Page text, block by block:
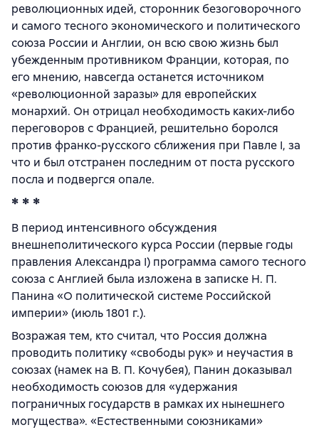
революционных идей, сторонник безоговорочного
и самого тесного экономического и политического
союза России и Англии, он всю свою жизнь был
убежденным противником Франции, которая, по
его мнению, навсегда останется источником
«революционной заразы» для европейских
монархий. Он отрицал необходимость каких-либо
переговоров с Францией, решительно боролся
против франко-русского сближения при Павле I, за
что и был отстранен последним от поста русского
посла и подвергся опале.
* * *
В период интенсивного обсуждения
внешнеполитического курса России (первые годы
правления Александра I) программа самого тесного
союза с Англией была изложена в записке Н. П.
Панина «О политической системе Российской
империи» (июль 1801 г.).
Возражая тем, кто считал, что Россия должна
проводить политику «свободы рук» и неучастия в
союзах (намек на В. П. Кочубея), Панин доказывал
необходимость союзов для «удержания
пограничных государств в рамках их нынешнего
могущества». «Естественными союзниками»